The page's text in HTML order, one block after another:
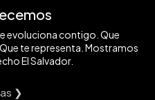
evoluciona contigo. Que
te representa. Mostramos
El Salvador.
❯